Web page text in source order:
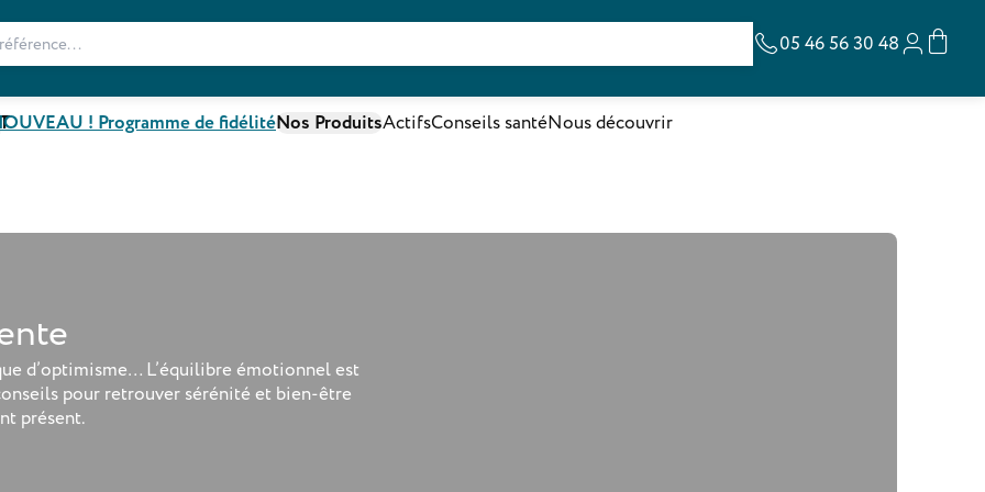
05 46 56 30 48
! Programme de fidélitéNos ProduitsActifsConseils santéNous découvrir
d’optimisme… L’équilibre émotionnel est
pour retrouver sérénité et bien-être
présent.